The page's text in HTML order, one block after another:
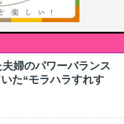
婦のパワーバランス
た“モラハラすれす